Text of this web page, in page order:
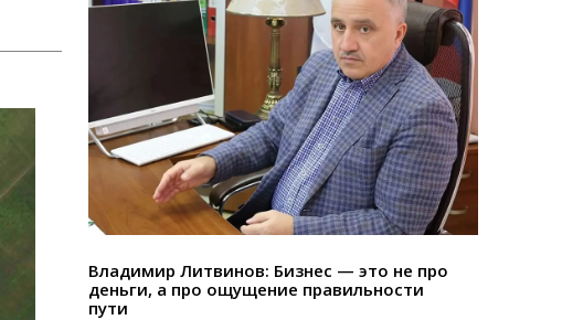
Владимир Литвинов: Бизнес — это не про
деньги, а про ощущение правильности
пути